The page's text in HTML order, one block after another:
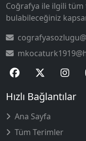
Coğrafya ile ilgili tüm
bulabileceğiniz
Hızlı Bağlantılar
Ana Sayfa
Tüm Terimler